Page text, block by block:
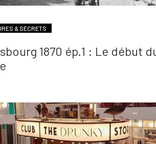
& SECRETS
1870 ép.1 : Le début